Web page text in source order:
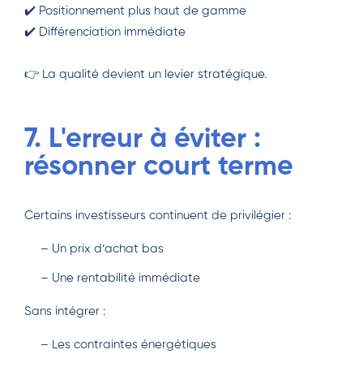
✔️ Positionnement plus haut de gamme
✔️ Différenciation immédiate
👉 La qualité devient un levier stratégique.
7. L'erreur à éviter :
résonner court terme
Certains investisseurs continuent de privilégier :
– Un prix d’achat bas
– Une rentabilité immédiate
Sans intégrer :
– Les contraintes énergétiques